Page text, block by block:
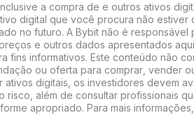
a compra de e outros ativos
digital que você procura não estiver
no futuro. A Bybit não é responsável
e outros dados apresentados
fins informativos. Este conteúdo não
ou oferta para comprar, vender
ativos digitais, os investidores devem
risco, além de consultar profissionais
apropriado. Para mais